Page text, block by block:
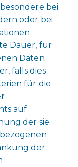
bei
oder bei
Dauer, für
Daten
falls dies
für die
auf
der sie
der